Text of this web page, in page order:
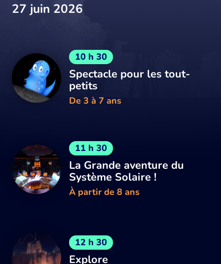
27 juin 2026
10 h 30
Spectacle pour les tout-
petits
De 3 à 7 ans
11 h 30
La Grande aventure du
Système Solaire !
À partir de 8 ans
12 h 30
Explore